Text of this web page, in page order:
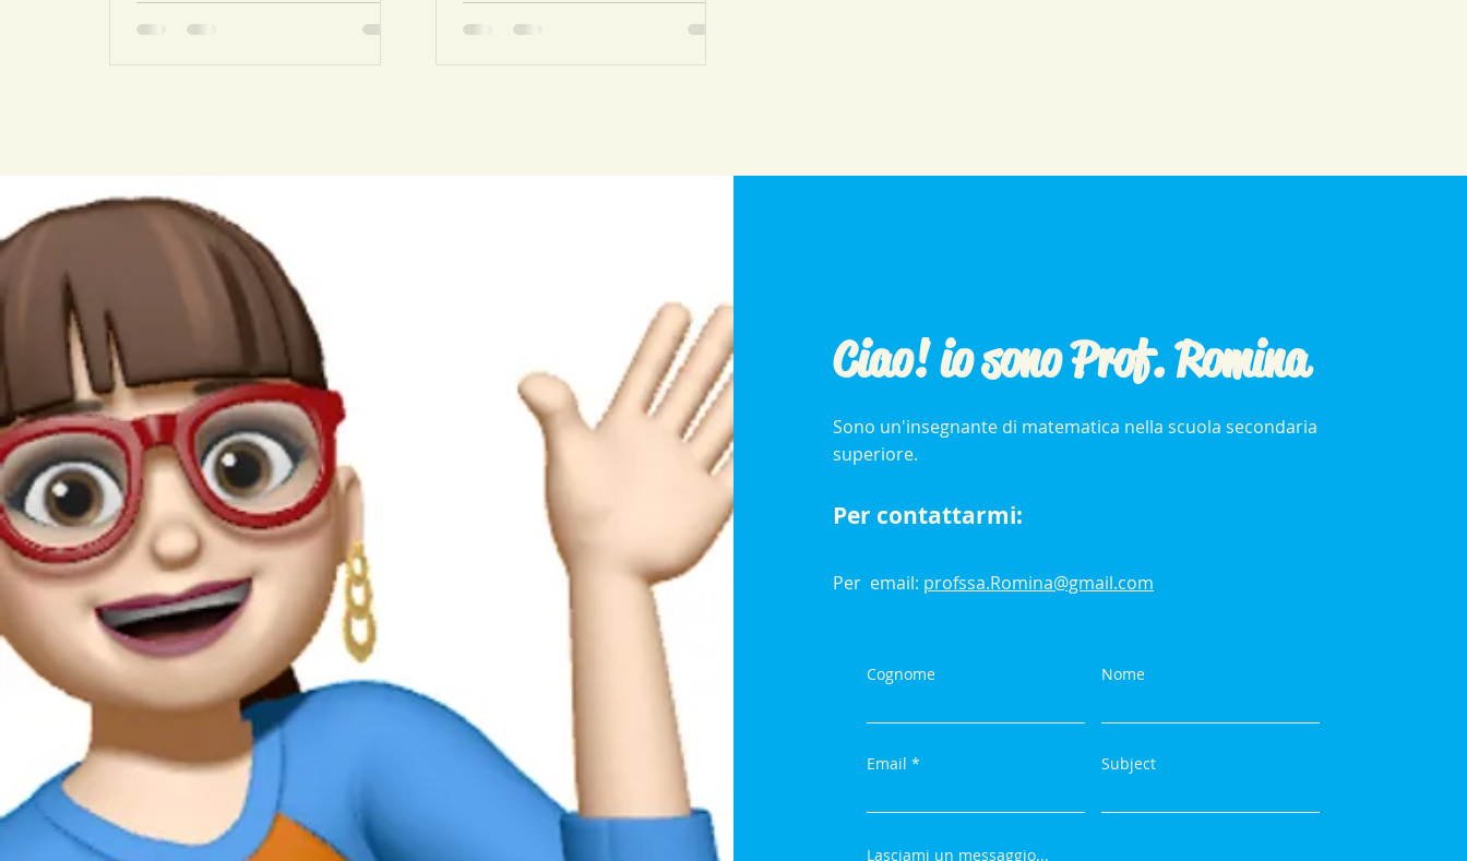
Ciao! io sono Prof. Romina
Sono un'insegnante di matematica nella scuola secondaria
superiore.
Per contattarmi:
Per email: profssa.Romina@gmail.com
Cognome Nome
Email Subject
Lasciami un messaggio...